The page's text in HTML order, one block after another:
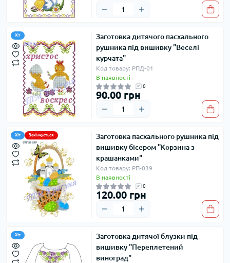
Хіт
Заготовка дитячого пасхального
рушника під вишивку "Веселі
курчата"
Код товару: РПД-01
В наявності
0
90.00 грн
Хіт Закінчується
Заготовка пасхального рушника під
вишивку бісером "Корзина з
крашанками"
Код товару: РП-039
В наявності
0
120.00 грн
Хіт
Заготовка дитячої блузки під
вишивку "Переплетений
виноград"